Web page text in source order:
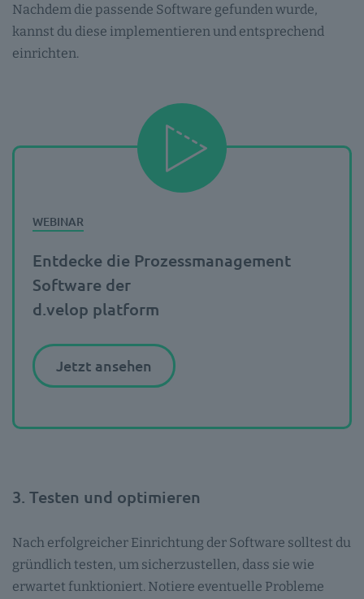
Nachdem die passende Software gefunden wurde,
kannst du diese implementieren und entsprechend
einrichten.
Entdecke die Prozessmanagement
Software der
d.velop platform
Jetzt ansehen
3. Testen und optimieren
Nach erfolgreicher Einrichtung der Software solltest du
gründlich testen, um sicherzustellen, dass sie wie
erwartet funktioniert. Notiere eventuelle Probleme